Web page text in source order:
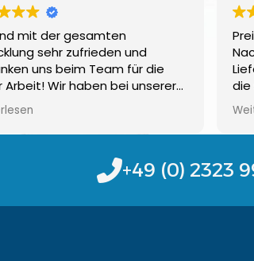
mit der gesamten
sehr zufrieden und
uns beim Team für die
Arbeit! Wir haben bei unserer
komplett neue Fenster
lassen und sind mit allem
gewesen! Gerne
der zweite Auftrag 6 Monate
wurde super ausgeführt!! Wir
die
An
+49 (0) 2323